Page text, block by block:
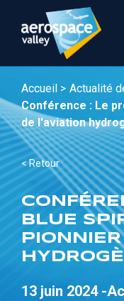
contenu
Accueil > Actualité
Conférence : Le
de l'aviation
< Retour
BLUE
13 juin 2024 -